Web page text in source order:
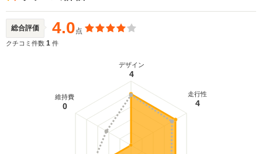
総合評価 4.0点
クチコミ件数 1 件
デザイン
4
走行性
4
維持費
0